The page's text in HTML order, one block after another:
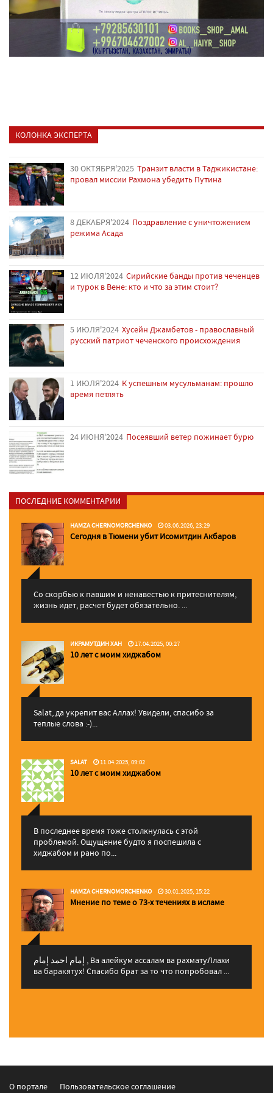
КОЛОНКА ЭКСПЕРТА
30 ОКТЯБРЯ'2025 Транзит власти в Таджикистане:
провал миссии Рахмона убедить Путина
8 ДЕКАБРЯ'2024 Поздравление с уничтожением
режима Асада
12 ИЮЛЯ'2024 Сирийские банды против чеченцев
и турок в Вене: кто и что за этим стоит?
5 ИЮЛЯ'2024 Хусейн Джамбетов - православный
русский патриот чеченского происхождения
1 ИЮЛЯ'2024 К успешным мусульманам: прошло
время петлять
24 ИЮНЯ'2024 Посеявший ветер пожинает бурю
ПОСЛЕДНИЕ КОММЕНТАРИИ
HAMZA CHERNOMORCHENKO 03.06.2026, 23:29
Сегодня в Тюмени убит Исомитдин Акбаров
Со скорбью к павшим и ненавестью к притеснителям,
жизнь идет, расчет будет обязательно. ...
ИКРАМУТДИН ХАН 17.04.2025, 00:27
10 лет с моим хиджабом
Salat, да укрепит вас Аллаx! Увидели, спасибо за
теплые слова :-)...
SALAT 11.04.2025, 09:02
10 лет с моим хиджабом
В последнее время тоже столкнулась с этой
проблемой. Ощущение будто я поспешила с
хиджабом и рано по...
HAMZA CHERNOMORCHENKO 30.01.2025, 15:22
Мнение по теме о 73-х течениях в исламе
إمام احمد إمام , Ва алейкум ассалам ва рахматуЛлахи
ва баракятух! Спасибо брат за то что попробовал ...
О портале Пользовательское соглашение